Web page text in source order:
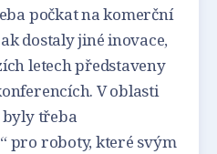
počkat na komerční
dostaly jiné inovace,
letech představeny
V oblasti
byly třeba
pro roboty, které svým